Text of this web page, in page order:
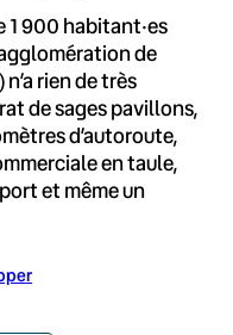
1 900 habitant·es
de
rien de très
de sages pavillons,
d’autoroute,
en taule,
et même un